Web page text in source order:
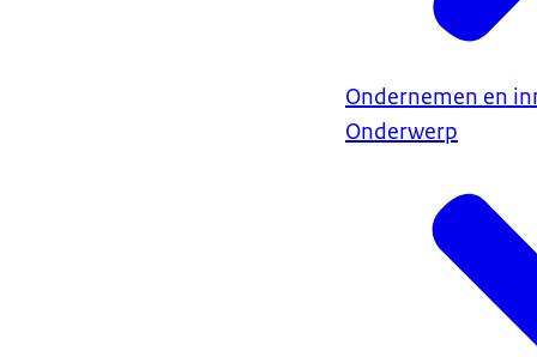
Ondernemen en
Onderwerp